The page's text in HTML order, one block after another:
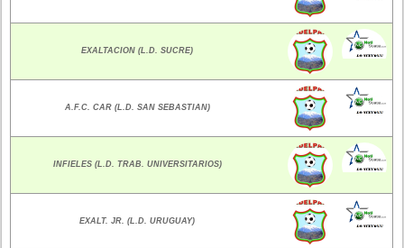
EXALTACION (L.D. SUCRE)
A.F.C. CAR (L.D. SAN SEBASTIAN)
INFIELES (L.D. TRAB. UNIVERSITARIOS)
EXALT. JR. (L.D. URUGUAY)